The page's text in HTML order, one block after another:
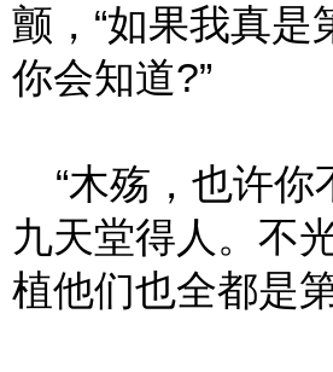
颤，“如果我真
你会知道?”
“木殇，也许你
九天堂得人。不
植他们也全都是